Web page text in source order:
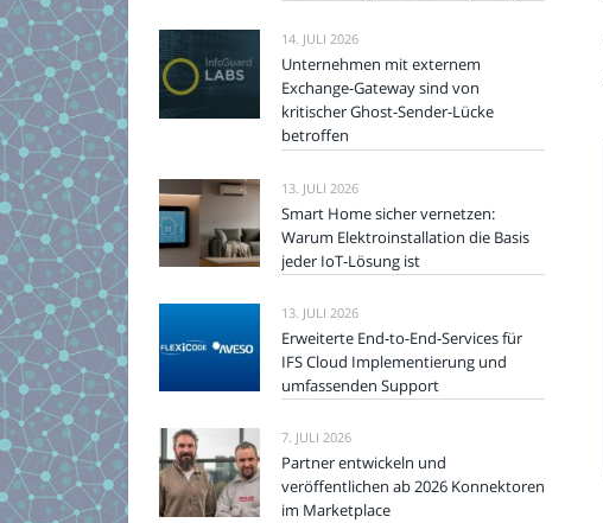
14. JULI 2026
Unternehmen mit externem
Exchange-Gateway sind von
kritischer Ghost-Sender-Lücke
betroffen
13. JULI 2026
Smart Home sicher vernetzen:
Warum Elektroinstallation die Basis
jeder IoT-Lösung ist
13. JULI 2026
Erweiterte End-to-End-Services für
IFS Cloud Implementierung und
umfassenden Support
7. JULI 2026
Partner entwickeln und
veröffentlichen ab 2026 Konnektoren
im Marketplace